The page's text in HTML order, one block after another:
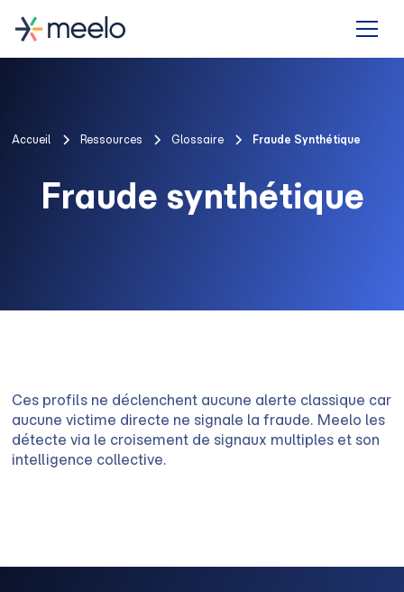
Accueil Ressources Glossaire Fraude Synthétique
Fraude synthétique
Ces profils ne déclenchent aucune alerte classique car
aucune victime directe ne signale la fraude. Meelo les
détecte via le croisement de signaux multiples et son
intelligence collective.